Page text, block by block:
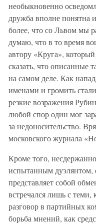
необыкновенно
дружба вполне понятна
более, что со Львом мы
думаю, что в то время
автору «Круга»,
сказать, что описанные
на самом деле. Как
именами и громить
резкие возражения
любой спор один мог
за недоносительство.
московского журнала
Кроме того,
испытанным дуэлянтом,
представляет собой
встречался лишь с
разговор в партийных
борьба мнений, как